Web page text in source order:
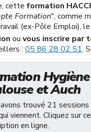
cette formation
Formation", comme
(ex-Pôle Emploi), le
ou vous inscrire par
: 05 86 28 02 51.
et Auch
trouvé 21
viennent. Cliquez sur
en ligne.